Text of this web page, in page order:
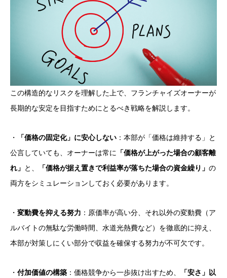
この構造的なリスクを理解した上で、フランチャイズオーナーが
長期的な安定を目指すためにとるべき戦略を解説します。
・ 「価格の固定化」に安心しない ：本部が「価格は維持する」と
公言していても、オーナーは常に 「価格が上がった場合の顧客離
れ」 と、 「価格が据え置きで利益率が落ちた場合の資金繰り」 の
両方をシミュレーションしておく必要があります。
・ 変動費を抑える努力 ：原価率が高い分、それ以外の変動費（ア
ルバイトの無駄な労働時間、水道光熱費など）を徹底的に抑え、
本部が対策しにくい部分で収益を確保する努力が不可欠です。
・ 付加価値の構築 ：価格競争から一歩抜け出すため、
「安さ」以